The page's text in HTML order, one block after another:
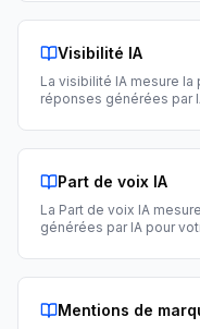
Visibilité IA
La visibilité IA mesure
réponses générées par
Part de voix IA
La Part de voix IA
générées par IA pour
Mentions de